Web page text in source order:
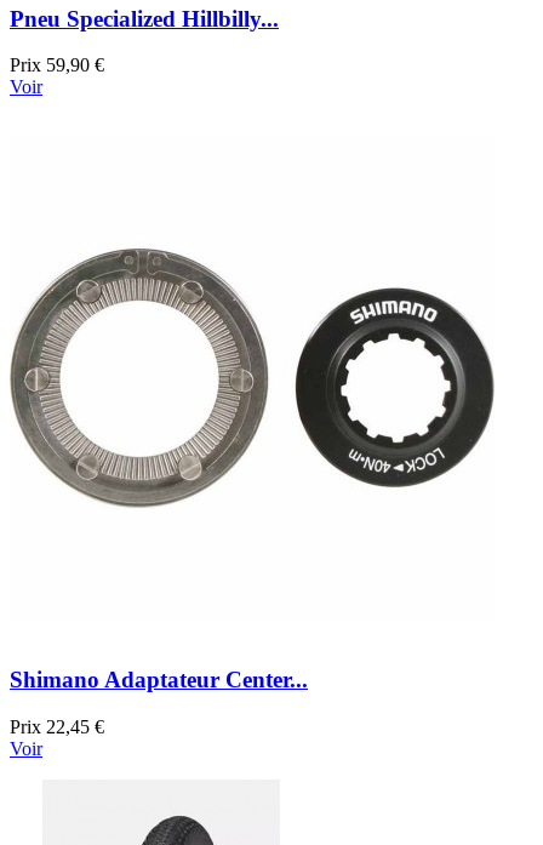
Pneu Specialized Hillbilly...
Prix 59,90 €
Voir
Shimano Adaptateur Center...
Prix 22,45 €
Voir